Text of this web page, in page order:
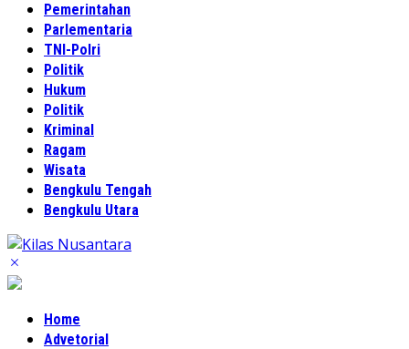
Pemerintahan
Parlementaria
TNI-Polri
Politik
Hukum
Politik
Kriminal
Ragam
Wisata
Bengkulu Tengah
Bengkulu Utara
Home
Advetorial